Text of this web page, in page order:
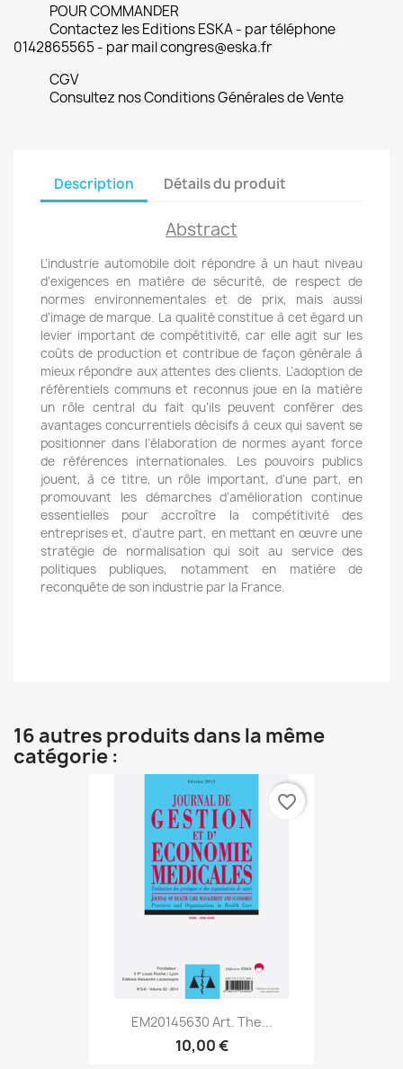
POUR COMMANDER
Contactez les Editions ESKA - par téléphone
0142865565 - par mail congres@eska.fr
CGV
Consultez nos Conditions Générales de Vente
Description Détails du produit
Abstract
L’industrie automobile doit répondre à un haut niveau
d’exigences en matière de sécurité, de respect de
normes environnementales et de prix, mais aussi
d’image de marque. La qualité constitue à cet égard un
levier important de compétitivité, car elle agit sur les
coûts de production et contribue de façon générale à
mieux répondre aux attentes des clients. L’adoption de
référentiels communs et reconnus joue en la matière
un rôle central du fait qu’ils peuvent conférer des
avantages concurrentiels décisifs à ceux qui savent se
positionner dans l’élaboration de normes ayant force
de références internationales. Les pouvoirs publics
jouent, à ce titre, un rôle important, d’une part, en
promouvant les démarches d’amélioration continue
essentielles pour accroître la compétitivité des
entreprises et, d’autre part, en mettant en œuvre une
stratégie de normalisation qui soit au service des
politiques publiques, notamment en matière de
reconquête de son industrie par la France.
16 autres produits dans la même
catégorie :
EM20145630 Art. The...
10,00 €
favorite_border